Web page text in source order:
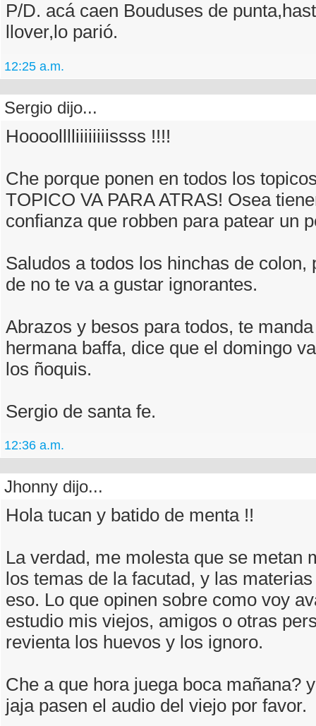
P/D. acá caen Bouduses de
llover,lo parió.
12:25 a.m.
Sergio dijo...
Hoooolllliiiiiiiissss !!!!
Che porque ponen en todos los
TOPICO VA PARA ATRAS! Osea
confianza que robben para patear un
Saludos a todos los hinchas de colon,
de no te va a gustar ignorantes.
Abrazos y besos para todos, te
hermana baffa, dice que el domingo
los ñoquis.
Sergio de santa fe.
12:36 a.m.
Jhonny dijo...
Hola tucan y batido de menta !!
La verdad, me molesta que se metan
los temas de la facutad, y las
eso. Lo que opinen sobre como voy
estudio mis viejos, amigos o otras
revienta los huevos y los ignoro.
Che a que hora juega boca mañana?
jaja pasen el audio del viejo por favor.